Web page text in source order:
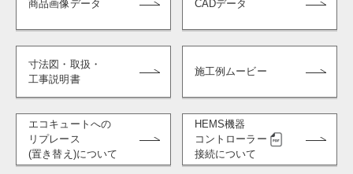
商品画像データ CADデータ
寸法図・取扱・
工事説明書
施工例ムービー
エコキュートへの
リプレース
(置き替え)について
HEMS機器
コントローラー
接続について